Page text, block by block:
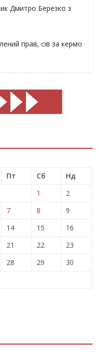
Дмитро Березко з
прав, сів за кермо
Пт Сб
Нд
1
2
7 8
9
14 15
16
21 22
23
28 29
30